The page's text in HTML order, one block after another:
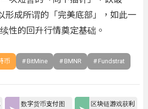
形成所谓的「完美底部」，如此一
性的回升行情奠定基础。
币 BitMine BMNR Fundstrat
数字货币支付图 区块链游戏获利